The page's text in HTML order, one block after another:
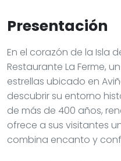
Presentación
En el corazón de la Isla
Restaurante La Ferme,
estrellas ubicado en
descubrir su entorno
de más de 400 años,
ofrece a sus visitantes
combina encanto y